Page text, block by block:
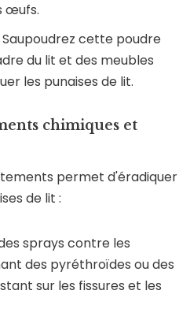
œufs.
Saupoudrez cette poudre
du lit et des meubles
les punaises de lit.
chimiques et
permet d'éradiquer
de lit :
sprays contre les
des pyréthroïdes ou des
sur les fissures et les